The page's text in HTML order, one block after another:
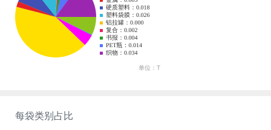
每袋类别占比